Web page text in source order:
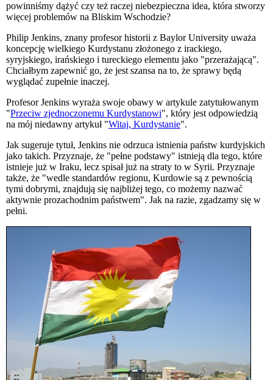
powinniśmy dążyć czy też raczej niebezpieczna idea, która stworzy
więcej problemów na Bliskim Wschodzie?
Philip Jenkins, znany profesor historii z Baylor University uważa
koncepcję wielkiego Kurdystanu złożonego z irackiego,
syryjskiego, irańskiego i tureckiego elementu jako "przerażającą".
Chciałbym zapewnić go, że jest szansa na to, że sprawy będą
wyglądać zupełnie inaczej.
Profesor Jenkins wyraża swoje obawy w artykule zatytułowanym
"Przeciw zjednoczonemu Kurdystanowi", który jest odpowiedzią
na mój niedawny artykuł "Witaj, Kurdystanie".
Jak sugeruje tytuł, Jenkins nie odrzuca istnienia państw kurdyjskich
jako takich. Przyznaje, że "pełne podstawy" istnieją dla tego, które
istnieje już w Iraku, lecz spisał już na straty to w Syrii. Przyznaje
także, że "wedle standardów regionu, Kurdowie są z pewnością
tymi dobrymi, znajdują się najbliżej tego, co możemy nazwać
aktywnie prozachodnim państwem". Jak na razie, zgadzamy się w
pełni.